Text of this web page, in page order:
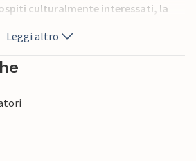
culturalmente interessati, la
del vetro, gallerie e case d'arte,
immaginabile.
Leggi altro